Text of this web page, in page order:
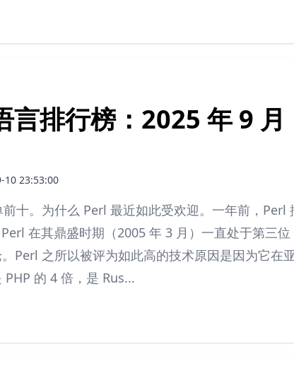
言排行榜：2025 年 9
10 23:53:00
十。为什么 Perl 最近如此受欢迎。一年前，Perl
在其鼎盛时期（2005 年 3 月）一直处于第三
Perl 之所以被评为如此高的技术原因是因为它在
的 4 倍，是 Rus...